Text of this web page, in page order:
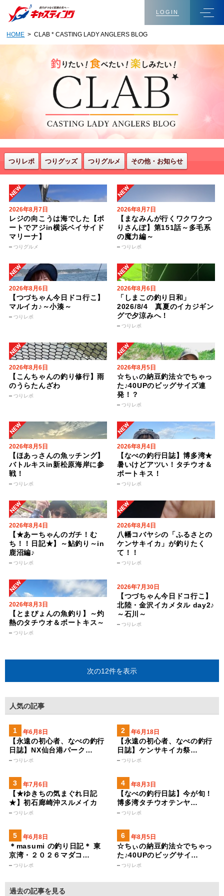
LOGIN
HOME > CLAB * CASTING LADY ANGLERS BLOG
つりレポ つりグッズ つりグルメ その他・お知らせ
2026年8月7日
レジの向こうは海でした【ボ
ートでアジin横浜ベイサイド
マリーナ】
つりグルメ
2026年8月7日
【まなみんが行くワクワクつ
りさんぽ】第151話～多毛系
の魔力編～
つりレポ
2026年8月6日
【つづちゃん今日ドコ行こ】
マルイカ♪～小湊～
つりレポ
2026年8月6日
「しまこの釣り日和」
2026/8/4 真夏のイカジギン
グで夕涼みへ！
つりレポ
2026年8月6日
【こんちゃんの釣り修行】雨
のうらたんざわ
つりレポ
2026年8月5日
☆ちぃの納豆釣法☆でちゃっ
た♪40UPのビッグサイズ連
発！？
つりレポ
2026年8月5日
【ほあっさんの魚ッチング】
バトルキスin新松原海岸に参
戦！
つりレポ
2026年8月4日
【なべの釣行日誌】博多湾★
暑いけどアツい！タチウオ＆
ボートキス！
つりレポ
2026年8月4日
【★あーちゃんのガチ！む
ち！！日記★】～鮎釣り～in
鹿沼編♪
つりレポ
2026年8月4日
八幡コバヤシの「ふるさとの
ケンサキイカ」が釣りたく
て！！
つりレポ
2026年8月3日
【とまぴょんの魚釣り】～灼
熱のタチウオ＆ボートキス～
つりレポ
2026年7月30日
【つづちゃん今日ドコ行こ】
北陸・金沢イカメタル day2♪
～石川～
つりレポ
次の12件を表示
人気の記事
2024年6月8日
【永遠の初心者、なべの釣行
日誌】NX仙台港パーク…
つりレポ
2024年6月18日
【永遠の初心者、なべの釣行
日誌】ケンサキイカ祭…
つりレポ
2023年7月6日
【★ゆきちの気まぐれ日記
★】初石廊崎沖スルメイカ
つりレポ
2025年8月3日
【なべの釣行日誌】今が旬！
博多湾タチウオテンヤ…
つりレポ
2026年6月8日
＊masumi の釣り日記＊ 東
京湾・２０２６マダコ…
つりレポ
2026年8月5日
☆ちぃの納豆釣法☆でちゃっ
た♪40UPのビッグサイ…
つりレポ
過去の記事を見る